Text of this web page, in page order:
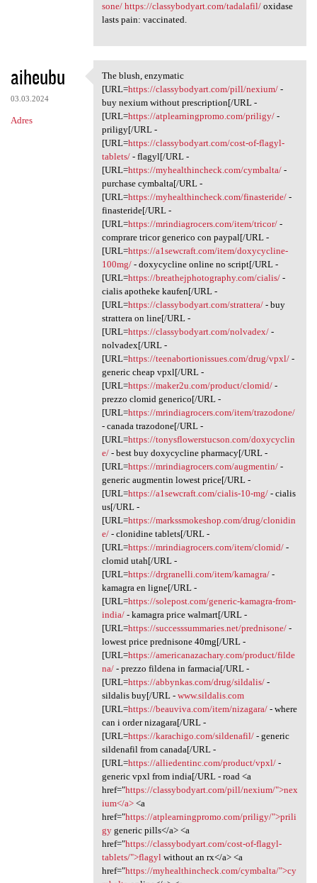
sone/ https://classybodyart.com/tadalafil/oxidase
lasts pain: vaccinated.
aiheubu
03.03.2024
Adres
The blush, enzymatic [URL
The blush, enzymatic
[URL=https://classybodyart.com/pill/nexium/-
buy nexium without prescription[/URL -
[URL=https://atplearningpromo.com/priligy/-
priligy[/URL -
[URL=https://classybodyart.com/cost-of-flagyl-
tablets/- flagyl[/URL -
[URL=https://myhealthincheck.com/cymbalta/-
purchase cymbalta[/URL -
[URL=https://myhealthincheck.com/finasteride/-
finasteride[/URL -
[URL=https://mrindiagrocers.com/item/tricor/-
comprare tricor generico con paypal[/URL -
[URL=https://a1sewcraft.com/item/doxycycline-
100mg/- doxycycline online no script[/URL -
[URL=https://breathejphotography.com/cialis/-
cialis apotheke kaufen[/URL -
[URL=https://classybodyart.com/strattera/- buy
strattera on line[/URL -
[URL=https://classybodyart.com/nolvadex/-
nolvadex[/URL -
[URL=https://teenabortionissues.com/drug/vpxl/-
generic cheap vpxl[/URL -
[URL=https://maker2u.com/product/clomid/-
prezzo clomid generico[/URL -
[URL=https://mrindiagrocers.com/item/trazodone/
- canada trazodone[/URL -
[URL=https://tonysflowerstucson.com/doxycyclin
e/- best buy doxycycline pharmacy[/URL -
[URL=https://mrindiagrocers.com/augmentin/-
generic augmentin lowest price[/URL -
[URL=https://a1sewcraft.com/cialis-10-mg/- cialis
us[/URL -
[URL=https://markssmokeshop.com/drug/clonidin
e/- clonidine tablets[/URL -
[URL=https://mrindiagrocers.com/item/clomid/-
clomid utah[/URL -
[URL=https://drgranelli.com/item/kamagra/-
kamagra en ligne[/URL -
[URL=https://solepost.com/generic-kamagra-from-
india/- kamagra price walmart[/URL -
[URL=https://successsummaries.net/prednisone/-
lowest price prednisone 40mg[/URL -
[URL=https://americanazachary.com/product/filde
na/- prezzo fildena in farmacia[/URL -
[URL=https://abbynkas.com/drug/sildalis/-
sildalis buy[/URL - www.sildalis.com
[URL=https://beauviva.com/item/nizagara/- where
can i order nizagara[/URL -
[URL=https://karachigo.com/sildenafil/- generic
sildenafil from canada[/URL -
[URL=https://alliedentinc.com/product/vpxl/-
generic vpxl from india[/URL - road <a
href="https://classybodyart.com/pill/nexium/">nex
ium</a><a
href="https://atplearningpromo.com/priligy/">prili
gygeneric pills</a> <a
href="https://classybodyart.com/cost-of-flagyl-
tablets/">flagyl without an rx</a> <a
href="https://myhealthincheck.com/cymbalta/">cy